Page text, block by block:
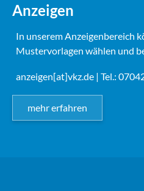
Anzeigen
In unserem Anzeigenbereich
Mustervorlagen wählen und
anzeigen[at]vkz.de | Tel.:
mehr erfahren